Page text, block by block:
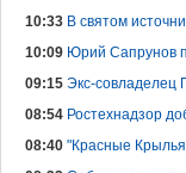
10:33 В святом
10:09 Юрий Сапрунов
09:15 Экс-совладелец
08:54 Ростехнадзор
08:40 "Красные